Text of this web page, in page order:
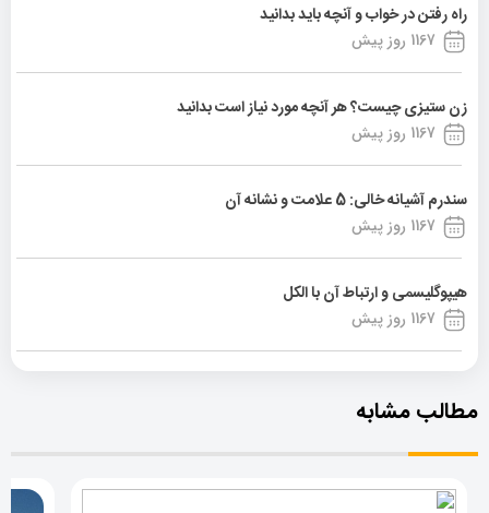
راه رفتن در خواب و آنچه باید بدانید
1167 روز پیش
زن ستیزی چیست؟ هر آنچه مورد نیاز است بدانید
1167 روز پیش
سندرم آشیانه خالی: 5 علامت و نشانه آن
1167 روز پیش
هیپوگلیسمی و ارتباط آن با الکل
1167 روز پیش
مطالب مشابه